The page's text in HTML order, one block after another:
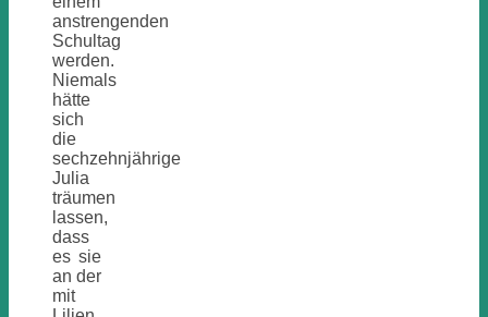
anstrengenden
Schultag
werden.
Niemals
hätte
sich
die
sechzehnjährige
Julia
träumen
lassen,
dass
es sie
an der
mit